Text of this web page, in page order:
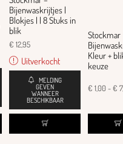
Bijenwaskrijtjes |
Blokjes | | 8 Stuks in
blik
€ 12,95
Uitverkocht
MELDING
GEVEN
WANNEER
BESCHIKBAAR
Stockmar
Kleur +
keuze
€ 1,00-€